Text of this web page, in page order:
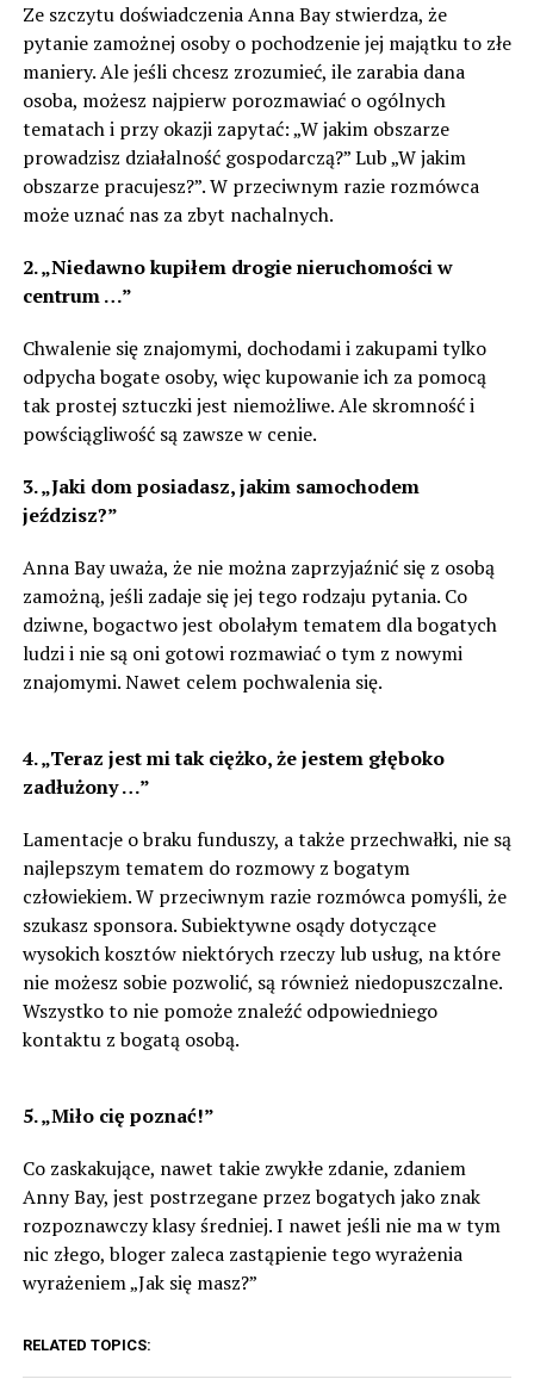
Ze szczytu doświadczenia Anna Bay stwierdza, że
pytanie zamożnej osoby o pochodzenie jej majątku to złe
maniery. Ale jeśli chcesz zrozumieć, ile zarabia dana
osoba, możesz najpierw porozmawiać o ogólnych
tematach i przy okazji zapytać: „W jakim obszarze
prowadzisz działalność gospodarczą?” Lub „W jakim
obszarze pracujesz?”. W przeciwnym razie rozmówca
może uznać nas za zbyt nachalnych.
2. „Niedawno kupiłem drogie nieruchomości w
centrum …”
Chwalenie się znajomymi, dochodami i zakupami tylko
odpycha bogate osoby, więc kupowanie ich za pomocą
tak prostej sztuczki jest niemożliwe. Ale skromność i
powściągliwość są zawsze w cenie.
3. „Jaki dom posiadasz, jakim samochodem
jeździsz?”
Anna Bay uważa, że nie można zaprzyjaźnić się z osobą
zamożną, jeśli zadaje się jej tego rodzaju pytania. Co
dziwne, bogactwo jest obolałym tematem dla bogatych
ludzi i nie są oni gotowi rozmawiać o tym z nowymi
znajomymi. Nawet celem pochwalenia się.
4. „Teraz jest mi tak ciężko, że jestem głęboko
zadłużony …”
Lamentacje o braku funduszy, a także przechwałki, nie są
najlepszym tematem do rozmowy z bogatym
człowiekiem. W przeciwnym razie rozmówca pomyśli, że
szukasz sponsora. Subiektywne osądy dotyczące
wysokich kosztów niektórych rzeczy lub usług, na które
nie możesz sobie pozwolić, są również niedopuszczalne.
Wszystko to nie pomoże znaleźć odpowiedniego
kontaktu z bogatą osobą.
5. „Miło cię poznać!”
Co zaskakujące, nawet takie zwykłe zdanie, zdaniem
Anny Bay, jest postrzegane przez bogatych jako znak
rozpoznawczy klasy średniej. I nawet jeśli nie ma w tym
nic złego, bloger zaleca zastąpienie tego wyrażenia
wyrażeniem „Jak się masz?”
RELATED TOPICS: